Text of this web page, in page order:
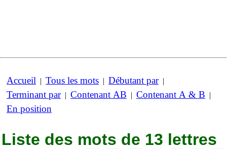
Accueil | Tous les mots | Débutant par|
Terminant par| Contenant AB | Contenant A & B |
En position
Liste des mots de 13 lettres